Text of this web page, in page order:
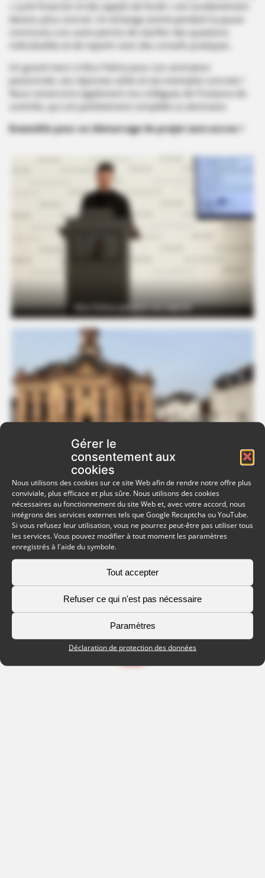
Gérer le
consentement aux
cookies
Nous utilisons des cookies sur ce site Web afin de rendre notre offre plus
conviviale, plus efficace et plus sûre. Nous utilisons des cookies
nécessaires au fonctionnement du site Web et, avec votre accord, nous
intégrons des services externes tels que Google Recaptcha ou YouTube.
Si vous refusez leur utilisation, vous ne pourrez peut-être pas utiliser tous
les services. Vous pouvez modifier à tout moment les paramètres
enregistrés à l'aide du symbole.
Tout accepter
Refuser ce qui n'est pas nécessaire
Paramètres
Déclaration de protection des données
« cycle financier et des appels de fonds » est soudainement
devenu plus concret. Un échange animé pendant la pause
commune a en outre permis de clarifier des questions
individuelles et de repartir avec des conseils pratiques.
Un grand merci à Nico Palma pour son animation
passionnée, ses réponses utiles et ses exemples concrets !
Nous remercions également nos collègues de l’instance de
contrôle, qui ont parfaitement complété ce séminaire.
Ensemble pour un démarrage de projet sans accroc !
Nico Palma pendant son exposé
Le cadre impressionnant de la Chancellerie d’État
Anecdote :le programme Interreg Grande Région soutient
également les petits projets qui impliquent des actions
transfrontalières entre citoyens, à hauteur de 30 000 euros
(taux de financement fixe de 90 %) pour une durée
maximale de 18 mois.
Vous trouverez plus de détails sur
leur site web !